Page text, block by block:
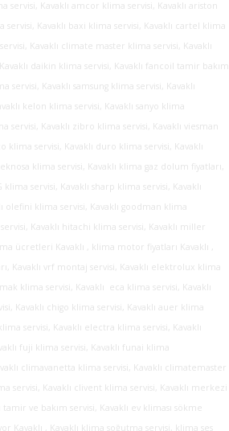
servisi, Kavaklı amcor klima servisi, Kavaklı ariston
servisi, Kavaklı baxi klima servisi, Kavaklı cartel klima
Kavaklı climate master klima servisi, Kavaklı
daikin klima servisi, Kavaklı fancoil tamir bakım
servisi, Kavaklı samsung klima servisi, Kavaklı
kelon klima servisi, Kavaklı sanyo klima
servisi, Kavaklı zibro klima servisi, Kavaklı viesman
klima servisi, Kavaklı duro klima servisi, Kavaklı
klima servisi, Kavaklı klima gaz dolum fiyatları,
servisi, Kavaklı sharp klima servisi, Kavaklı
olefini klima servisi, Kavaklı goodman klima
Kavaklı hitachi klima servisi, Kavaklı miller
ücretleri Kavaklı , klima motor fiyatları Kavaklı ,
Kavaklı vrf montaj servisi, Kavaklı elektrolux klima
klima servisi, Kavaklı eca klima servisi, Kavaklı
Kavaklı chigo klima servisi, Kavaklı auer klima
servisi, Kavaklı electra klima servisi, Kavaklı
fuji klima servisi, Kavaklı funai klima
climavanetta klima servisi, Kavaklı climatemaster
servisi, Kavaklı clivent klima servisi, Kavaklı merkezi
ve bakım servisi, Kavaklı ev kliması sökme
Kavaklı , Kavaklı klima soğutma servisi, klima ses